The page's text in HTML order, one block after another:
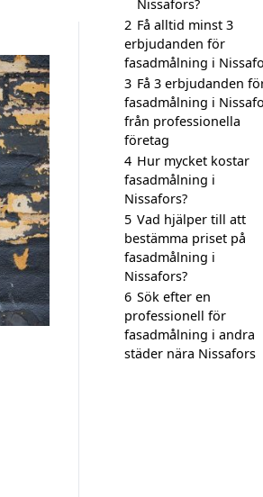
Nissafors?
2 Få alltid minst 3
erbjudanden för
fasadmålning i
3 Få 3 erbjudanden
fasadmålning i
från professionella
företag
4 Hur mycket kostar
fasadmålning i
Nissafors?
5 Vad hjälper till att
bestämma priset på
fasadmålning i
Nissafors?
6 Sök efter en
professionell för
fasadmålning i andra
städer nära Nissafors